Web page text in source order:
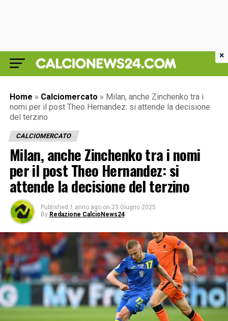
Home » Calciomercato » Milan, anche Zinchenko tra i
nomi per il post Theo Hernandez: si attende la decisione
del terzino
CALCIOMERCATO
Milan, anche Zinchenko tra i nomi
per il post Theo Hernandez: si
attende la decisione del terzino
Published 1 anno ago on 23 Giugno 2025
By Redazione CalcioNews24
×